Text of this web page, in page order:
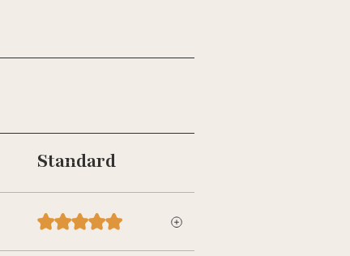
Standard